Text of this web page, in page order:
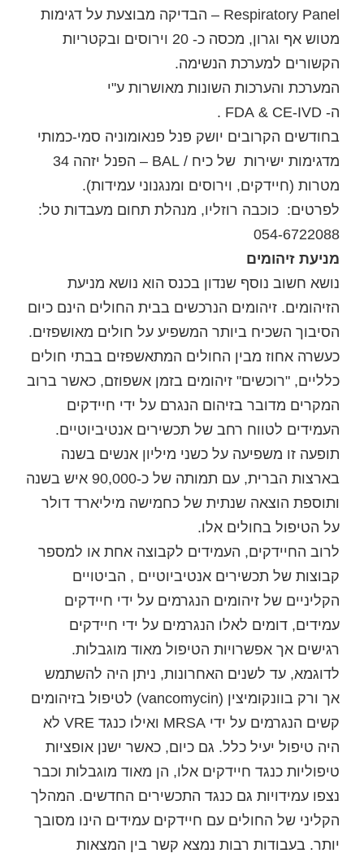
Respiratory Panel – הבדיקה מבוצעת על דגימות
מטוש אף וגרון, מכסה כ- 20 וירוסים ובקטריות
הקשורים למערכת הנשימה.
המערכת והערכות השונות מאושרות ע"י
ה- FDA & CE-IVD .
בחודשים הקרובים יושק פנל פנאומוניה סמי-כמותי
מדגימות ישירות של כיח / BAL – הפנל יזהה 34
מטרות (חיידקים, וירוסים ומנגנוני עמידות).
לפרטים: כוכבה רוזליו, מנהלת תחום מעבדות טל:
054-6722088
מניעת זיהומים
נושא חשוב נוסף שנדון בכנס הוא נושא מניעת
הזיהומים. זיהומים הנרכשים בבית החולים הינם כיום
הסיבוך השכיח ביותר המשפיע על חולים מאושפזים.
כעשרה אחוז מבין החולים המתאשפזים בבתי חולים
כלליים, "רוכשים" זיהומים בזמן אשפוזם, כאשר ברוב
המקרים מדובר בזיהום הנגרם על ידי חיידקים
העמידים לטווח רחב של תכשירים אנטיביוטיים.
תופעה זו משפיעה על כשני מיליון אנשים בשנה
בארצות הברית, עם תמותה של כ-90,000 איש בשנה
ותוספת הוצאה שנתית של כחמישה מיליארד דולר
על הטיפול בחולים אלו.
לרוב החיידקים, העמידים לקבוצה אחת או למספר
קבוצות של תכשירים אנטיביוטיים , הביטויים
הקליניים של זיהומים הנגרמים על ידי חיידקים
עמידים, דומים לאלו הנגרמים על ידי חיידקים
רגישים אך אפשרויות הטיפול מאוד מוגבלות.
לדוגמא, עד לשנים האחרונות, ניתן היה להשתמש
אך ורק בוונקומיצין (vancomycin) לטיפול בזיהומים
קשים הנגרמים על ידי MRSA ואילו כנגד VRE לא
היה טיפול יעיל כלל. גם כיום, כאשר ישנן אופציות
טיפוליות כנגד חיידקים אלו, הן מאוד מוגבלות וכבר
נצפו עמידויות גם כנגד התכשירים החדשים. המהלך
הקליני של החולים עם חיידקים עמידים הינו מסובך
יותר. בעבודות רבות נמצא קשר בין המצאות